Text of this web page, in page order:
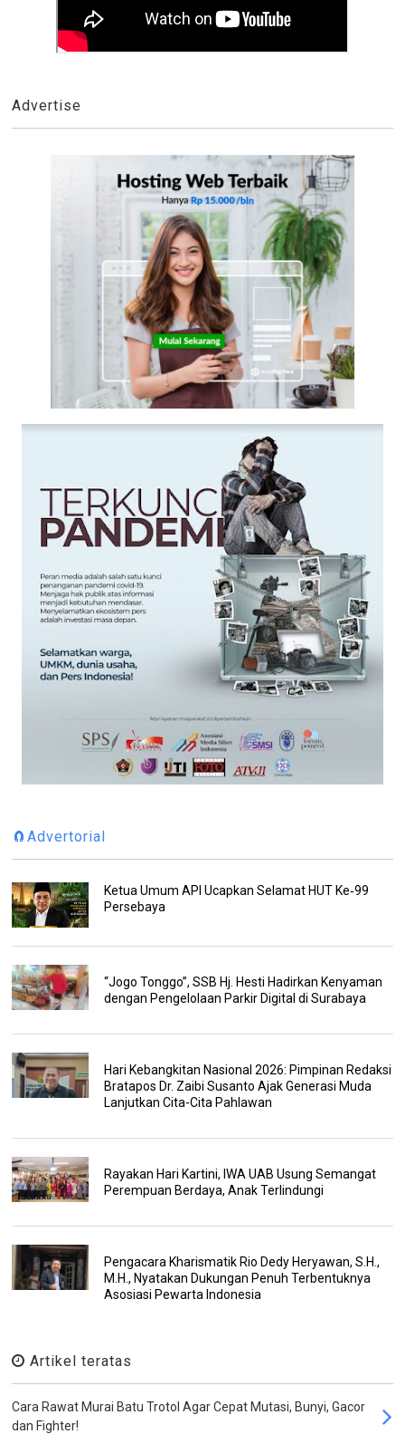
Advertise
🧲Advertorial
Ketua Umum API Ucapkan Selamat HUT Ke‑99
Persebaya
“Jogo Tonggo”, SSB Hj. Hesti Hadirkan Kenyaman
dengan Pengelolaan Parkir Digital di Surabaya
Hari Kebangkitan Nasional 2026: Pimpinan Redaksi
Bratapos Dr. Zaibi Susanto Ajak Generasi Muda
Lanjutkan Cita-Cita Pahlawan
Rayakan Hari Kartini, IWA UAB Usung Semangat
Perempuan Berdaya, Anak Terlindungi
Pengacara Kharismatik Rio Dedy Heryawan, S.H.,
M.H., Nyatakan Dukungan Penuh Terbentuknya
Asosiasi Pewarta Indonesia
Artikel teratas
Cara Rawat Murai Batu Trotol Agar Cepat Mutasi, Bunyi, Gacor
dan Fighter!